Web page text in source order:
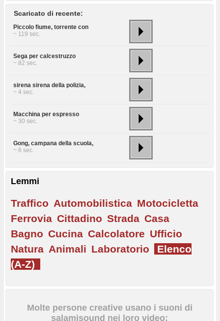
Scaricato di recente:
Piccolo fiume, torrente con
~ 119 sec.
Sega per calcestruzzo
~ 82 sec.
sirena sirena della polizia,
~ 4 sec.
Macchina per espresso
~ 30 sec.
Gong, campana della scuola,
~ 6 sec.
Lemmi
Traffico Automobilistica Motocicletta
Ferrovia Cittadino Strada Casa
Bagno Cucina Calcolatore Ufficio
Natura Animali Laboratorio
Elenco
(A-Z)
Molte persone creative usano i suoni di
salamisound nei loro video: